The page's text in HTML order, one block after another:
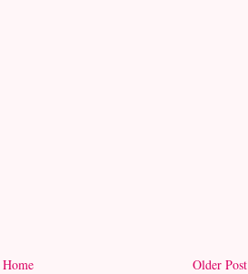
Older Post
Home